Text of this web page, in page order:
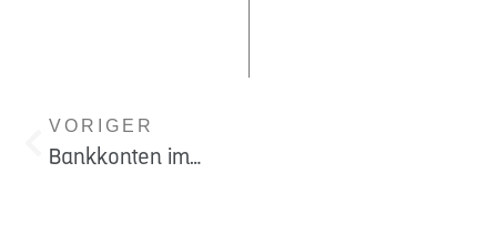
VORIGER
Bankkonten im Verlassenschaftsverfahren – Welche Rechte haben Erben?